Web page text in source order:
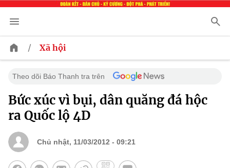
/ Xã hội
Theo dõi Báo Thanh tra trên
Bức xúc vì bụi, dân quăng đá hộc
ra Quốc lộ 4D
Chủ nhật, 11/03/2012 - 09:21